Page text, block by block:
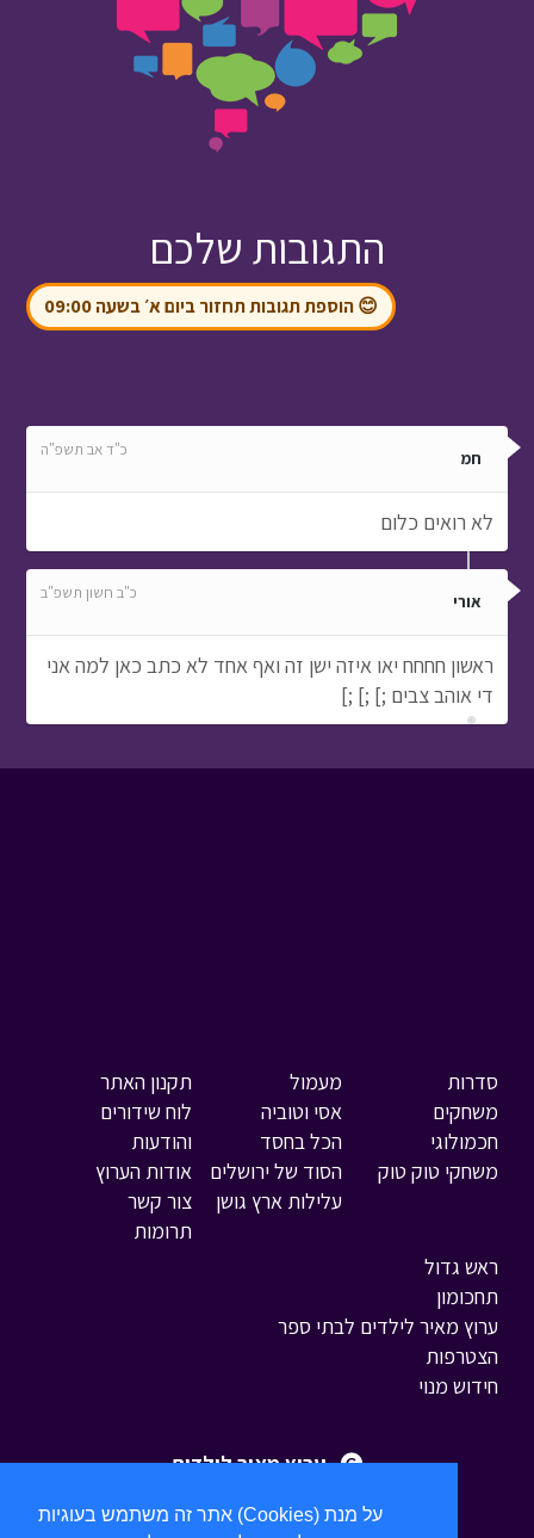
אתר זה משתמש בעוגיות (Cookies) על מנת
התגובות שלכם
😊 הוספת תגובות תחזור ביום א׳ בשעה 09:00
חמ כ"ד אב תשפ"ה
לא רואים כלום
אורי כ"ב חשון תשפ"ב
ראשון חחחח יאו איזה ישן זה ואף אחד לא כתב כאן למה אני
די אוהב צבים ;] ;] ;]
סדרות
משחקים
חכמולוגי
משחקי טוק טוק
מעמול
אסי וטוביה
הכל בחסד
הסוד של ירושלים
עלילות ארץ גושן
ראש גדול
תחכומון
ערוץ מאיר לילדים לבתי ספר
הצטרפות
חידוש מנוי
תקנון האתר
לוח שידורים
והודעות
אודות הערוץ
צור קשר
תרומות
ערוץ מאיר לילדים